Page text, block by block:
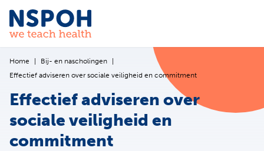
Ga naar de inhoud
Home
Bij- en nascholingen
Effectief adviseren over sociale veiligheid en commitment
Effectief adviseren over
sociale veiligheid en
commitment